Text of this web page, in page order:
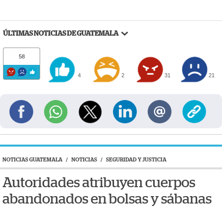
ÚLTIMAS NOTICIAS DE GUATEMALA
58
4 2 31 21
NOTICIAS GUATEMALA / NOTICIAS / SEGURIDAD Y JUSTICIA
Autoridades atribuyen cuerpos
abandonados en bolsas y sábanas